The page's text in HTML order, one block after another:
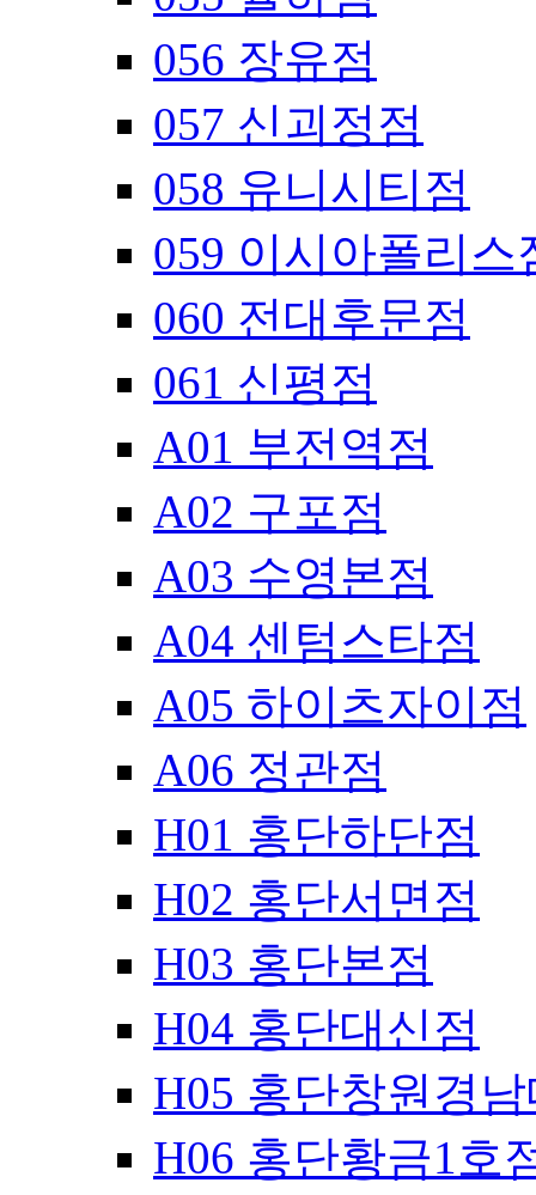
056 장유점
057 신괴정점
058 유니시티점
059 이시아폴리스
060 전대후문점
061 신평점
A01 부전역점
A02 구포점
A03 수영본점
A04 센텀스타점
A05 하이츠자이점
A06 정관점
H01 홍단하단점
H02 홍단서면점
H03 홍단본점
H04 홍단대신점
H05 홍단창원경
H06 홍단황금1호